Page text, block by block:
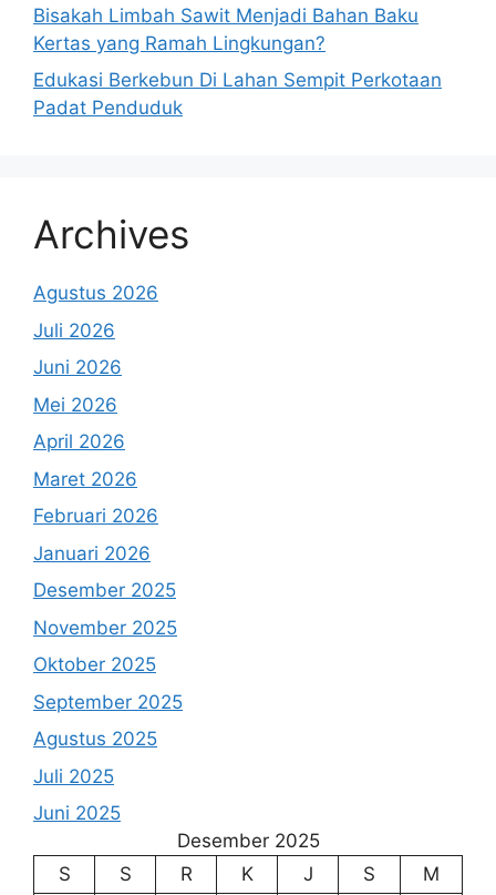
Bisakah Limbah Sawit Menjadi Bahan Baku
Kertas yang Ramah Lingkungan?
Edukasi Berkebun Di Lahan Sempit Perkotaan
Padat Penduduk
Archives
Agustus 2026
Juli 2026
Juni 2026
Mei 2026
April 2026
Maret 2026
Februari 2026
Januari 2026
Desember 2025
November 2025
Oktober 2025
September 2025
Agustus 2025
Juli 2025
Juni 2025
Desember 2025
S
S R K J S
M